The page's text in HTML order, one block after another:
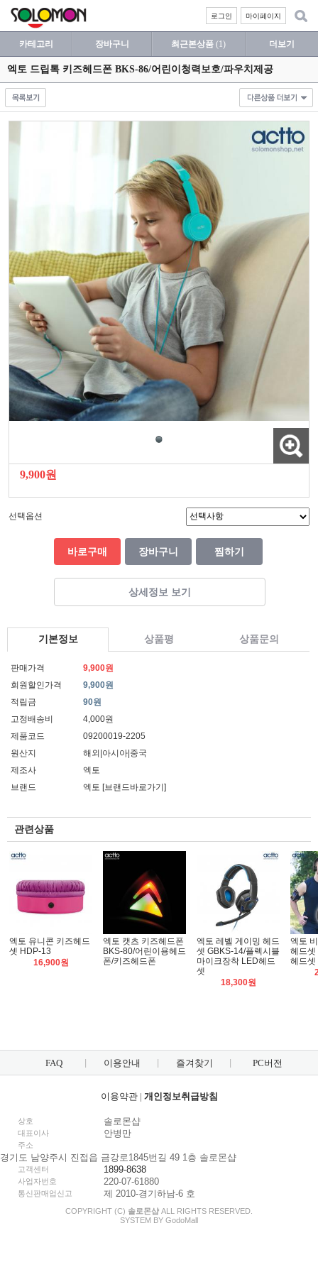
마이페이지
로그인
카테고리 장바구니 최근본상품 (1) 더보기
엑토 드립톡 키즈헤드폰 BKS-86/어린이청력보호/파우치제공
9,900원
선택옵션
바로구매 장바구니 찜하기
상세정보 보기
기본정보 상품평 상품문의
판매가격
9,900원
회원할인가격
9,900원
적립금
90원
고정배송비
4,000원
제품코드
09200019-2205
원산지
해외|아시아|중국
제조사
엑토
브랜드
엑토 [브랜드바로가기]
관련상품
엑토 유니콘 키즈헤드
셋 HDP-13
16,900원
엑토 캣츠 키즈헤드폰
BKS-80/어린이용헤드
폰/키즈헤드폰
엑토 레벨 게이밍 헤드
셋 GBKS-14/플렉시블
마이크장착 LED헤드
셋
18,300원
엑토
헤드셋
헤드셋
FAQ 이용안내 즐겨찾기 PC버전
이용약관| 개인정보취급방침
상호 솔로몬샵
대표이사 안병만
주소
경기도 남양주시 진접읍 금강로1845번길 49 1층 솔로몬샵
고객센터 1899-8638
사업자번호 220-07-61880
통신판매업신고 제 2010-경기하남-6 호
COPYRIGHT (C) 솔로몬샵 ALL RIGHTS RESERVED.
SYSTEM BY GodoMall